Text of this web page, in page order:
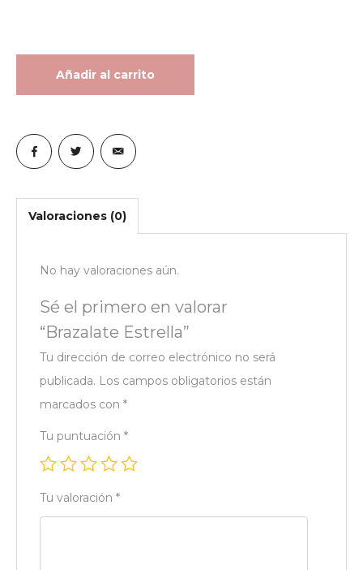
Añadir al carrito
Valoraciones (0)
No hay valoraciones aún.
Sé el primero en valorar
“Brazalate Estrella”
Tu dirección de correo electrónico no será
publicada. Los campos obligatorios están
marcados con *
Tu puntuación *
Tu valoración *